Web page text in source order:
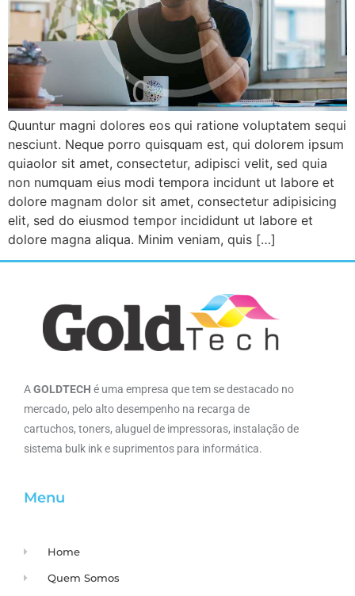
Quuntur magni dolores eos qui ratione voluptatem sequi
nesciunt. Neque porro quisquam est, qui dolorem ipsum
quiaolor sit amet, consectetur, adipisci velit, sed quia
non numquam eius modi tempora incidunt ut labore et
dolore magnam dolor sit amet, consectetur adipisicing
elit, sed do eiusmod tempor incididunt ut labore et
dolore magna aliqua. Minim veniam, quis […]
AGOLDTECH é uma empresa que tem se destacado no
mercado, pelo alto desempenho na recarga de
cartuchos, toners, aluguel de impressoras, instalação de
sistema bulk ink e suprimentos para informática.
Menu
Home
Quem Somos